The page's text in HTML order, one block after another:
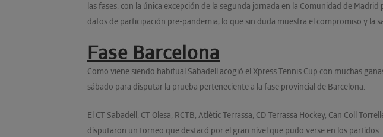
las fases, con la única excepción de la segunda jornada en la Comunidad de
datos de participación pre-pandemia, lo que sin duda muestra el compromiso y la
Fase Barcelona
Como viene siendo habitual Sabadell acogió el Xpress Tennis Cup con muchas
sábado para disputar la prueba perteneciente a la fase provincial de Barcelona.
El CT Sabadell, CT Olesa, RCTB, Atlètic Terrassa, CD Terrassa Hockey, Can Coll
disputaron un torneo que destacó por el gran nivel que pudo verse en los partidos.